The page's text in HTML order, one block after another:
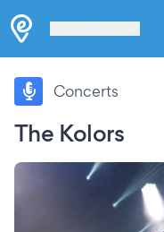
The Kolors
Concerts